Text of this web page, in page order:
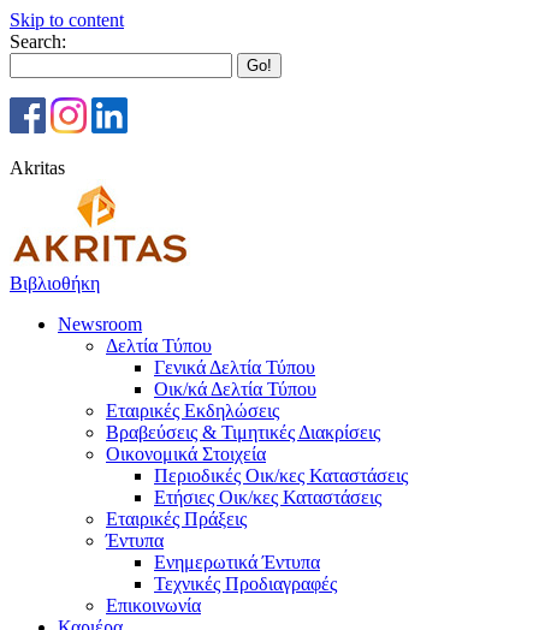
Skip to content
Search:
Akritas
Βιβλιοθήκη
Newsroom
Δελτία Τύπου
Γενικά Δελτία Τύπου
Οικ/κά Δελτία Τύπου
Εταιρικές Εκδηλώσεις
Βραβεύσεις & Τιμητικές Διακρίσεις
Οικονομικά Στοιχεία
Περιοδικές Οικ/κες Καταστάσεις
Ετήσιες Οικ/κες Καταστάσεις
Εταιρικές Πράξεις
Έντυπα
Ενημερωτικά Έντυπα
Τεχνικές Προδιαγραφές
Επικοινωνία